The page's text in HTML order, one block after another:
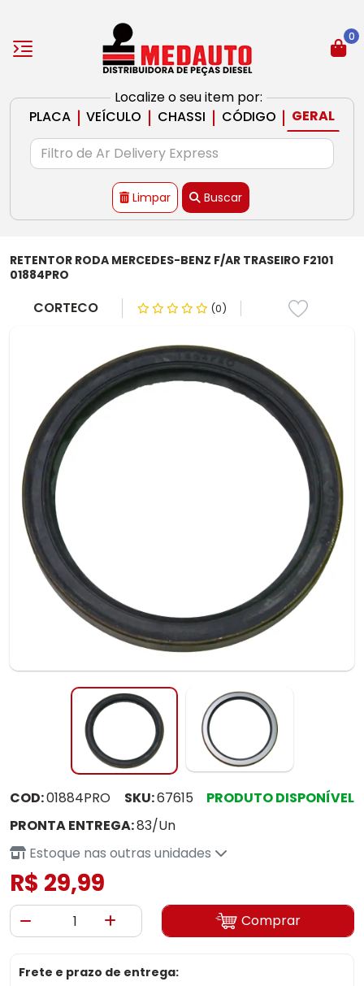
Localize o seu item por:
PLACA | VEÍCULO | CHASSI | CÓDIGO | GERAL
Limpar Buscar
0
RETENTOR RODA MERCEDES-BENZ F/AR TRASEIRO F2101
01884PRO
CORTECO (0)
COD:01884PRO SKU:67615
PRODUTO DISPONÍVEL
PRONTA ENTREGA:83/Un
Estoque nas outras unidades
R$ 29,99
Comprar
Frete e prazo de entrega: